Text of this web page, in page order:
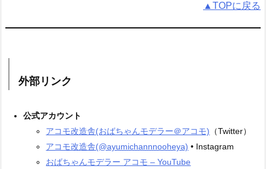
▲TOPに戻る
外部リンク
公式アカウント
アコモ改造舎(おばちゃんモデラー＠アコモ) （Twitter）
アコモ改造舎(@ayumichannnooheya) • Instagram
おばちゃんモデラー アコモ – YouTube